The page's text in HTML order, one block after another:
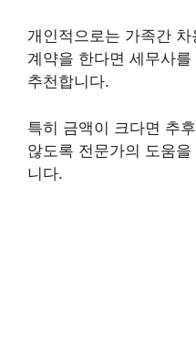
개인적으로는 가족간
계약을 한다면 세무사
추천합니다.
특히 금액이 크다면 추
않도록 전문가의 도움
니다.